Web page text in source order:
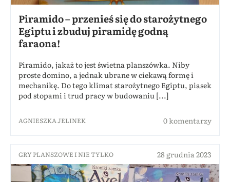
Piramido – przenieś się do starożytnego
Egiptu i zbuduj piramidę godną
faraona!
Piramido, jakaż to jest świetna planszówka. Niby
proste domino, a jednak ubrane w ciekawą formę i
mechanikę. Do tego klimat starożytnego Egiptu, piasek
pod stopami i trud pracy w budowaniu [...]
AGNIESZKA JELINEK 0 komentarzy
GRY PLANSZOWE I NIE TYLKO 28 grudnia 2023